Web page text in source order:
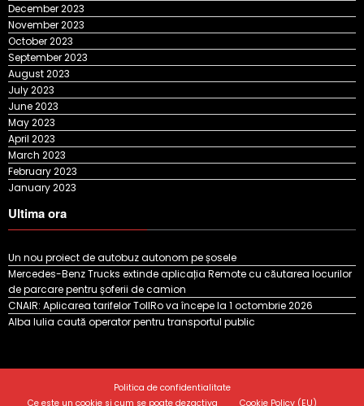
December 2023
November 2023
October 2023
September 2023
August 2023
July 2023
June 2023
May 2023
April 2023
March 2023
February 2023
January 2023
Ultima ora
Un nou proiect de autobuz autonom pe șosele
Mercedes-Benz Trucks extinde aplicația Remote cu căutarea locurilor
de parcare pentru șoferii de camion
CNAIR: Aplicarea tarifelor TollRo va începe la 1 octombrie 2026
Alba Iulia caută operator pentru transportul public
Politica de confidentialitate
Ce este un cookie si cum se poate dezactiva
Cookie Policy (EU)